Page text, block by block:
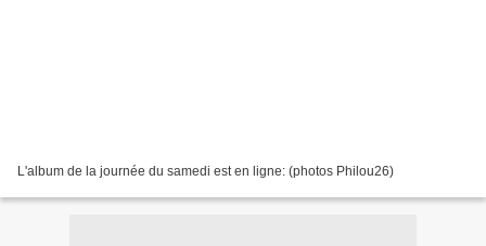
L'album de la journée du samedi est en ligne: (photos Philou26)